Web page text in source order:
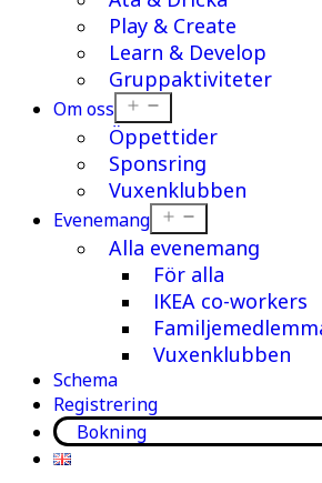
Play & Create
Learn & Develop
Gruppaktiviteter
Om oss
meny
Öppettider
Sponsring
Vuxenklubben
Evenemang
meny
Alla evenemang
För alla
IKEA co-workers
Vuxenklubben
Schema
Registrering
Bokning